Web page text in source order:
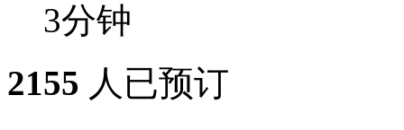
3分钟
2155 人已预订